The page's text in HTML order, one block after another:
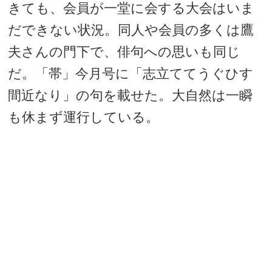
きても、会員が一堂に会する大会はいま
だできない状況。同人や会員の多くは鷹
夫さんの門下で、俳句への思いも同じ
だ。「帯」今月号に「志立ててうぐひす
間近なり」の句を載せた。大自然は一瞬
も休まず運行している。